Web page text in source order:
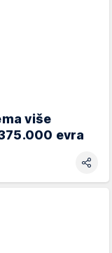
više
evra